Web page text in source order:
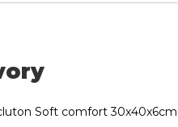
Soft comfort